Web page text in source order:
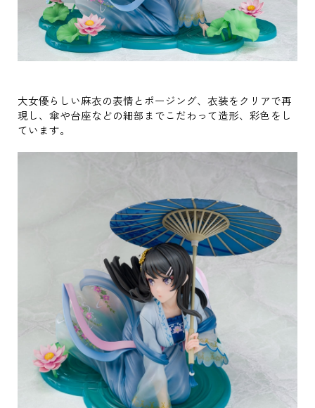
大女優らしい麻衣の表情とポージング、衣装をクリアで再
現し、傘や台座などの細部までこだわって造形、彩色をし
ています。